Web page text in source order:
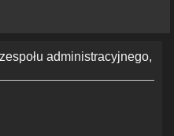
administracyjnego,